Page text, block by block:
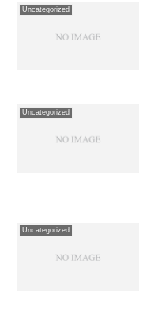
Uncategorized
Uncategorized
Uncategorized